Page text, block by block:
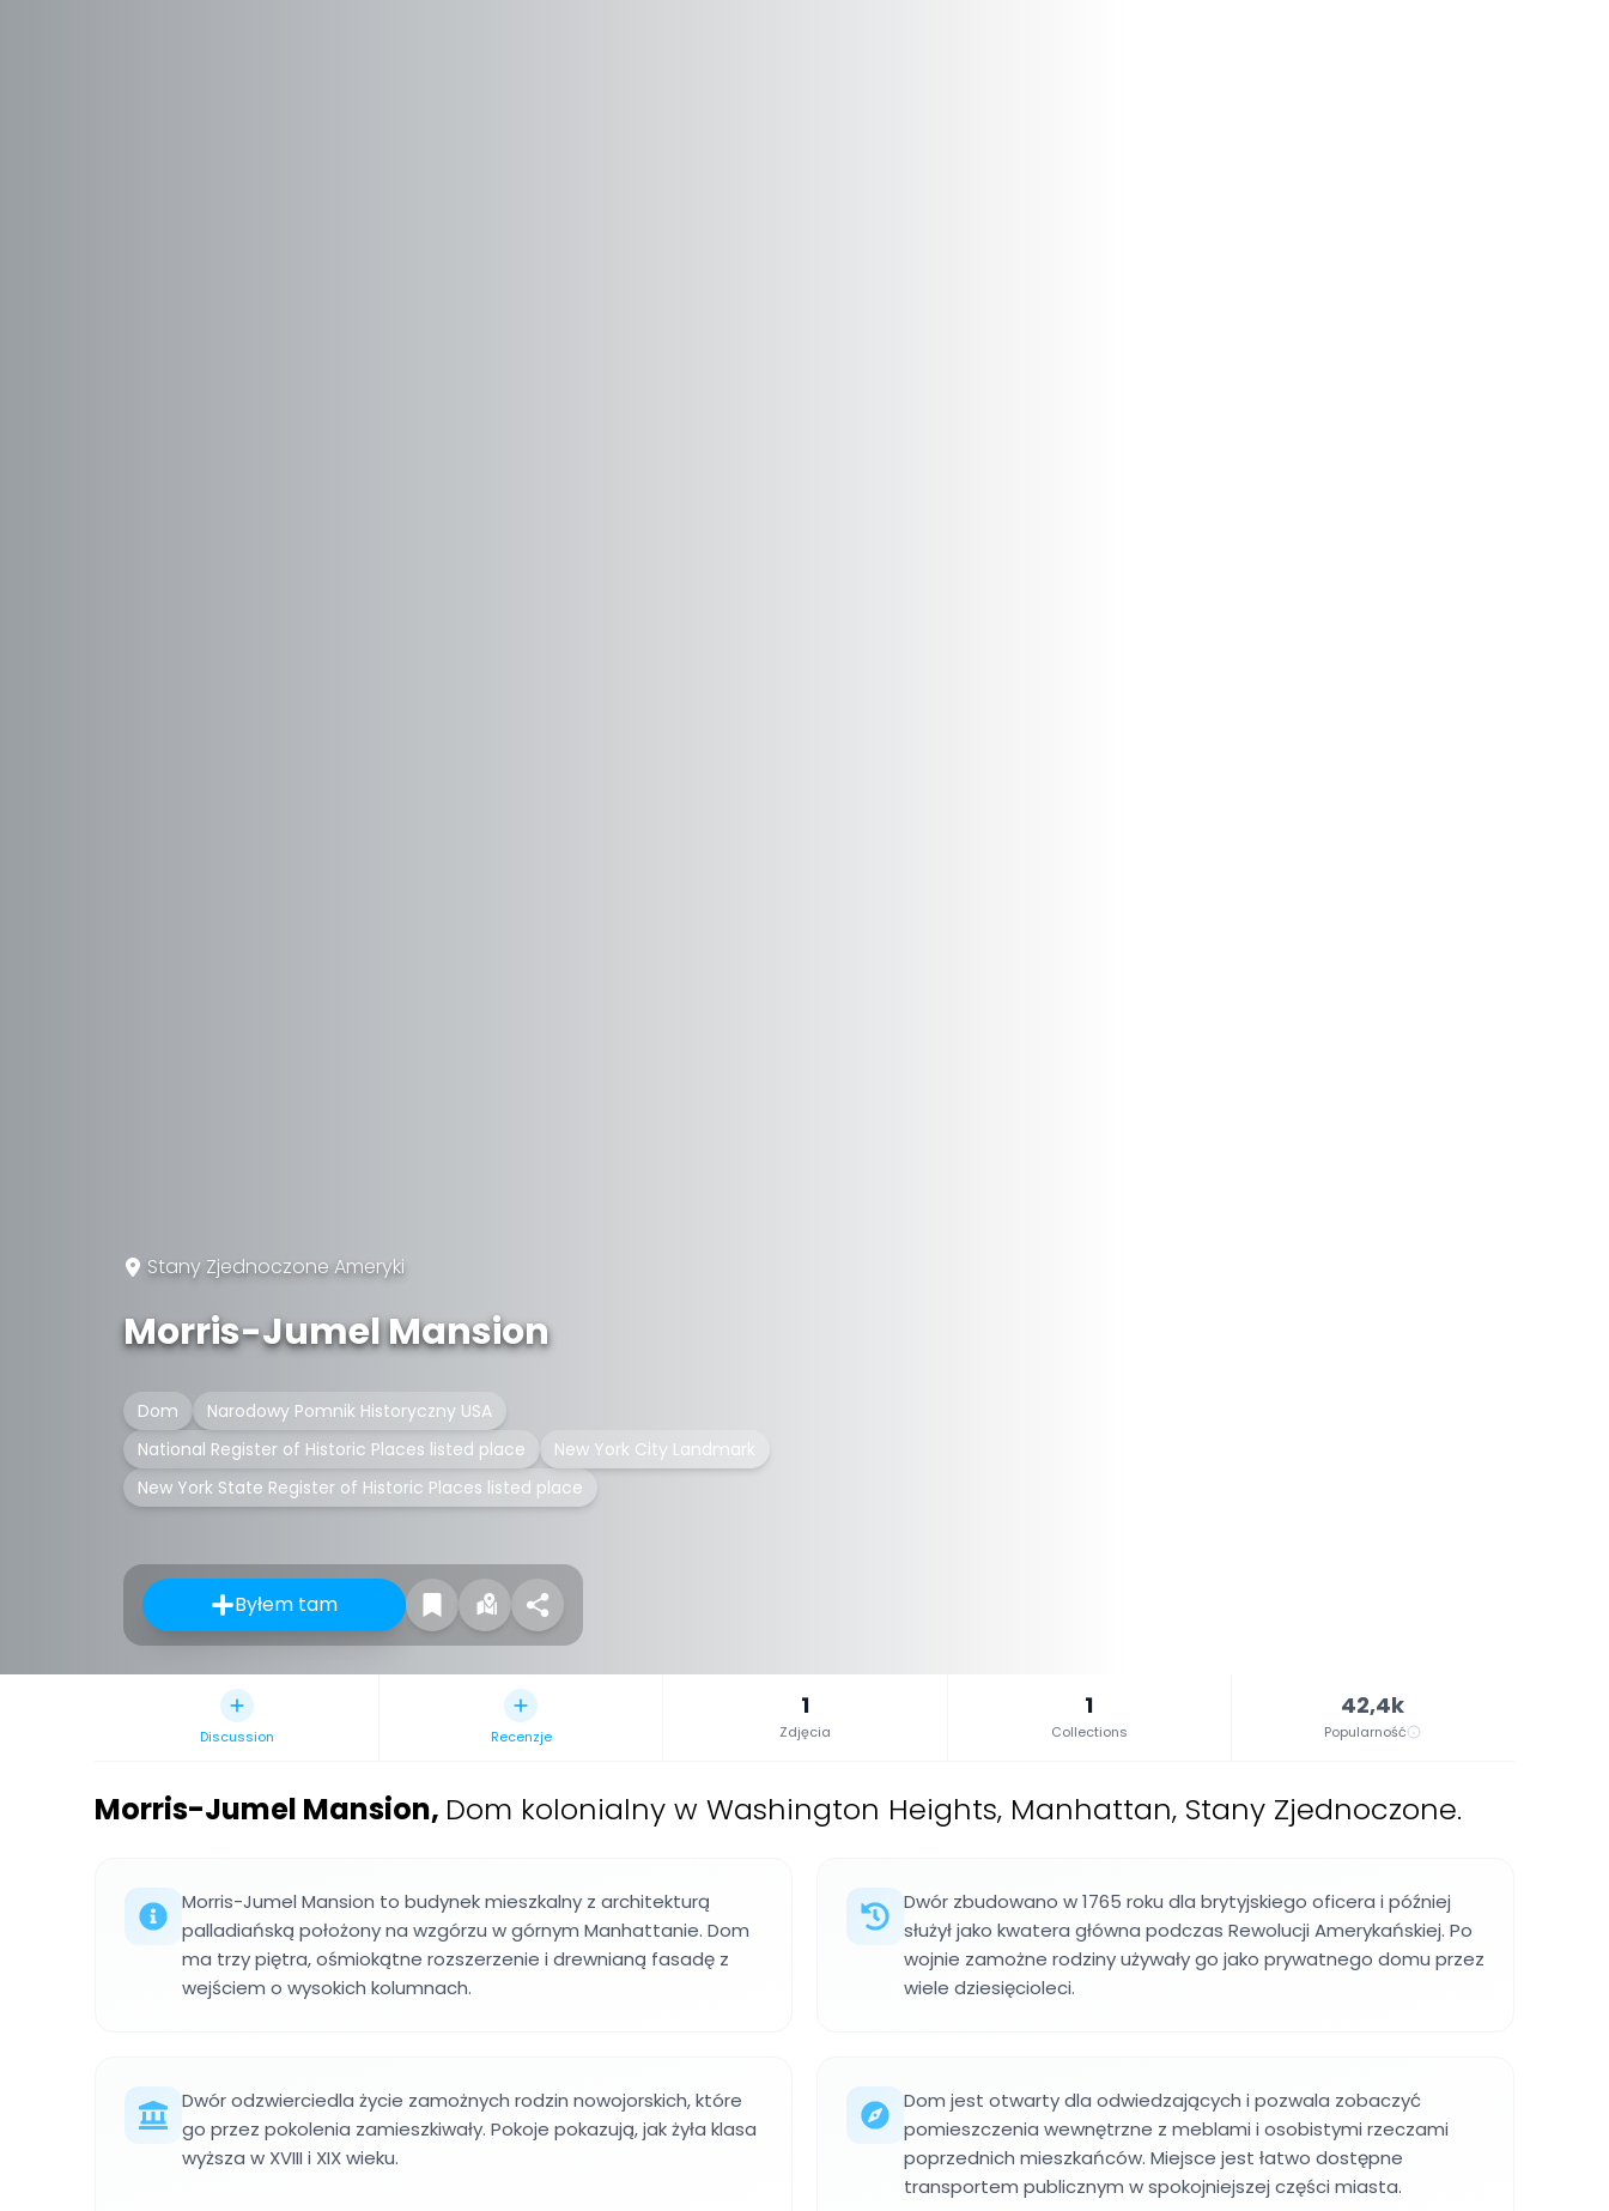
Stany Zjednoczone Ameryki
Morris-Jumel Mansion
Dom
Narodowy Pomnik Historyczny USA
National Register of Historic Places listed place
New York City Landmark
New York State Register of Historic Places listed place
Byłem tam
Discussion Recenzje
1
Zdjęcia
1
Collections
42,4k
Popularność
Morris-Jumel Mansion, Dom kolonialny w Washington Heights, Manhattan, Stany Zjednoczone.
Morris-Jumel Mansion to budynek mieszkalny z architekturą
palladiańską położony na wzgórzu w górnym Manhattanie. Dom
ma trzy piętra, ośmiokątne rozszerzenie i drewnianą fasadę z
wejściem o wysokich kolumnach.
Dwór zbudowano w 1765 roku dla brytyjskiego oficera i później
służył jako kwatera główna podczas Rewolucji Amerykańskiej. Po
wojnie zamożne rodziny używały go jako prywatnego domu przez
wiele dziesięcioleci.
Dwór odzwierciedla życie zamożnych rodzin nowojorskich, które
go przez pokolenia zamieszkiwały. Pokoje pokazują, jak żyła klasa
wyższa w XVIII i XIX wieku.
Dom jest otwarty dla odwiedzających i pozwala zobaczyć
pomieszczenia wewnętrzne z meblami i osobistymi rzeczami
poprzednich mieszkańców. Miejsce jest łatwo dostępne
transportem publicznym w spokojniejszej części miasta.